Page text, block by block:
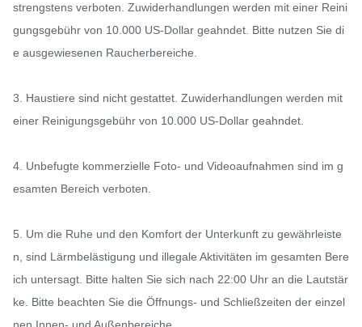
strengstens verboten. Zuwiderhandlungen werden mit einer Reini
gungsgebühr von 10.000 US-Dollar geahndet. Bitte nutzen Sie di
e ausgewiesenen Raucherbereiche.
3. Haustiere sind nicht gestattet. Zuwiderhandlungen werden mit
einer Reinigungsgebühr von 10.000 US-Dollar geahndet.
4. Unbefugte kommerzielle Foto- und Videoaufnahmen sind im g
esamten Bereich verboten.
5. Um die Ruhe und den Komfort der Unterkunft zu gewährleiste
n, sind Lärmbelästigung und illegale Aktivitäten im gesamten Bere
ich untersagt. Bitte halten Sie sich nach 22:00 Uhr an die Lautstär
ke. Bitte beachten Sie die Öffnungs- und Schließzeiten der einzel